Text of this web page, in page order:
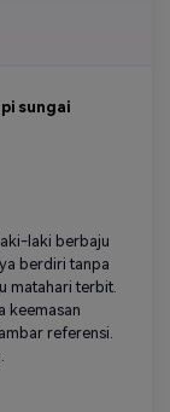
sungai
laki berbaju
berdiri tanpa
matahari terbit.
keemasan
referensi.